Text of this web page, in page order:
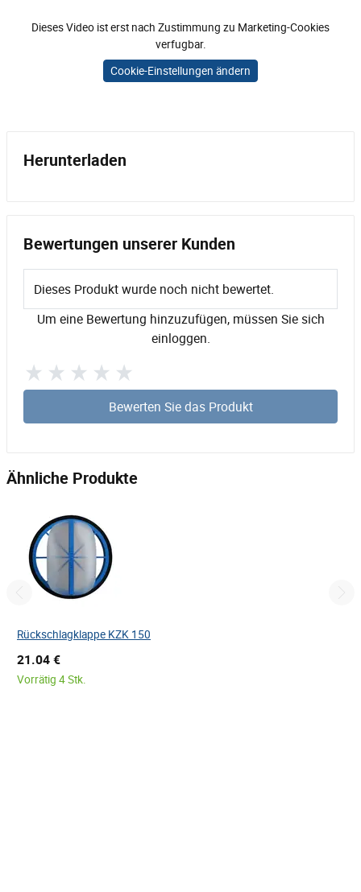
Dieses Video ist erst nach Zustimmung zu Marketing-Cookies
verfugbar.
Cookie-Einstellungen ändern
Herunterladen
Bewertungen unserer Kunden
Dieses Produkt wurde noch nicht bewertet.
Um eine Bewertung hinzuzufügen, müssen Sie sich
einloggen.
Bewerten Sie das Produkt
Ähnliche Produkte
Rückschlagklappe KZK 150
21.04 €
Vorrätig 4 Stk.